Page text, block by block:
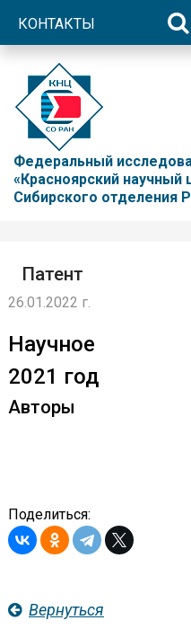
КОНТАКТЫ
Федеральный
«Красноярский научный
Сибирского отделения
Патент
26.01.2022 г.
Научное
2021 год
Авторы
Поделиться:
Вернуться